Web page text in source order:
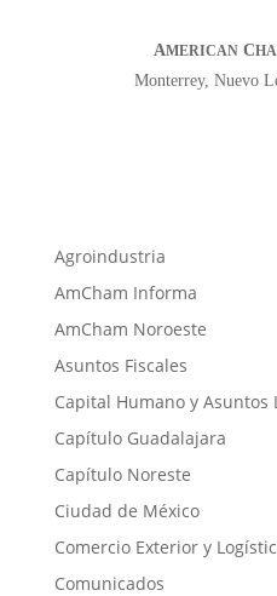
AMERICANC
Monterrey, Nuevo
Agroindustria
AmCham Informa
AmCham Noroeste
Asuntos Fiscales
Capital Humano y Asuntos
Capítulo Guadalajara
Capítulo Noreste
Ciudad de México
Comercio Exterior y
Comunicados